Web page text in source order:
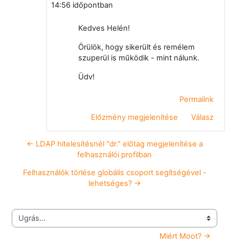
14:56időpontban
Kedves Helén!
Örülök, hogy sikerült és remélem
szuperül is működik - mint nálunk.
Üdv!
Permalink
Előzmény megjelenítése
Válasz
← LDAP hitelesítésnél "dr." előtag megjelenítése a
felhasználói profilban
Felhasználók törlése globális csoport segítségével -
lehetséges? →
Ugrás...
Miért Moot? →